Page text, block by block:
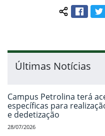
Últimas Notícias
Campus Petrolina terá
específicas para
e dedetização
28/07/2026